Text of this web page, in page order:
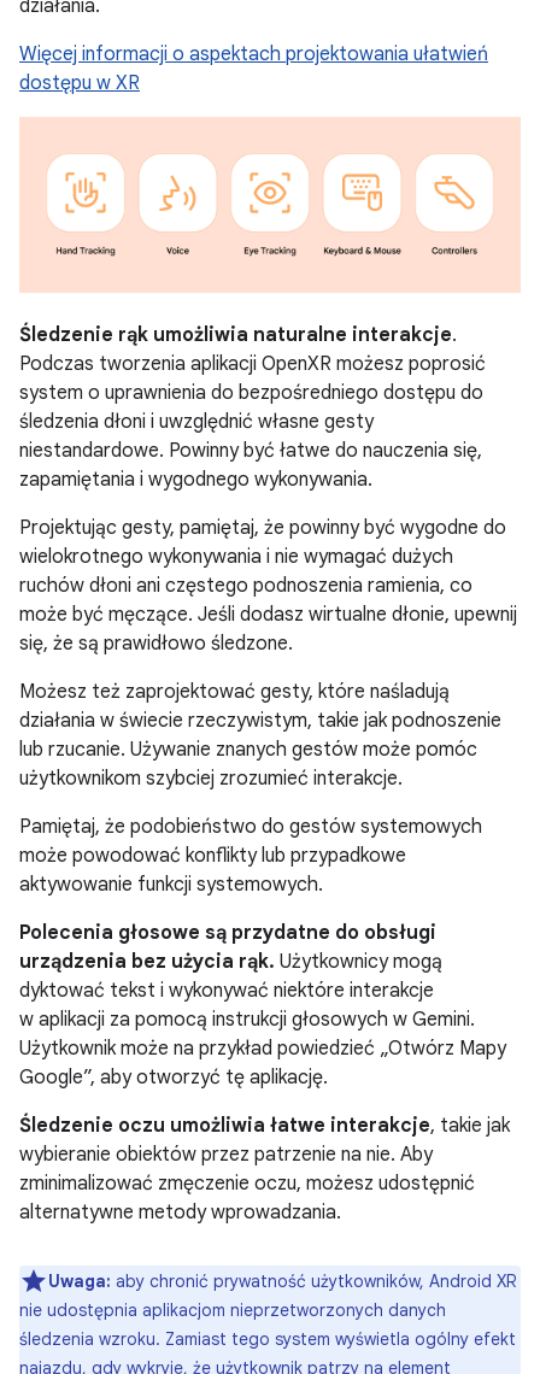
działania.
Więcej informacji o aspektach projektowania ułatwień
dostępu w XR
Śledzenie rąk umożliwia naturalne interakcje.
Podczas tworzenia aplikacji OpenXR możesz poprosić
system o uprawnienia do bezpośredniego dostępu do
śledzenia dłoni i uwzględnić własne gesty
niestandardowe. Powinny być łatwe do nauczenia się,
zapamiętania i wygodnego wykonywania.
Projektując gesty, pamiętaj, że powinny być wygodne do
wielokrotnego wykonywania i nie wymagać dużych
ruchów dłoni ani częstego podnoszenia ramienia, co
może być męczące. Jeśli dodasz wirtualne dłonie, upewnij
się, że są prawidłowo śledzone.
Możesz też zaprojektować gesty, które naśladują
działania w świecie rzeczywistym, takie jak podnoszenie
lub rzucanie. Używanie znanych gestów może pomóc
użytkownikom szybciej zrozumieć interakcje.
Pamiętaj, że podobieństwo do gestów systemowych
może powodować konflikty lub przypadkowe
aktywowanie funkcji systemowych.
Polecenia głosowe są przydatne do obsługi
urządzenia bez użycia rąk. Użytkownicy mogą
dyktować tekst i wykonywać niektóre interakcje
w aplikacji za pomocą instrukcji głosowych w Gemini.
Użytkownik może na przykład powiedzieć „Otwórz Mapy
Google”, aby otworzyć tę aplikację.
Śledzenie oczu umożliwia łatwe interakcje, takie jak
wybieranie obiektów przez patrzenie na nie. Aby
zminimalizować zmęczenie oczu, możesz udostępnić
alternatywne metody wprowadzania.
Uwaga: aby chronić prywatność użytkowników, Android XR
nie udostępnia aplikacjom nieprzetworzonych danych
śledzenia wzroku. Zamiast tego system wyświetla ogólny efekt
najazdu, gdy wykryje, że użytkownik patrzy na element